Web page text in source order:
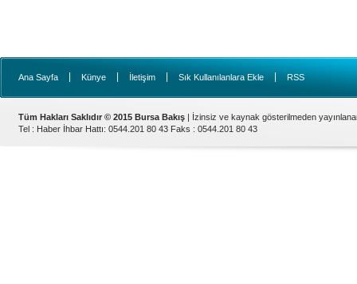
Ana Sayfa Künye İletişim Sık Kullanılanlara Ekle RSS
Tüm Hakları Saklıdır © 2015 Bursa Bakış | İzinsiz ve kaynak gösterilmeden
Tel : Haber İhbar Hattı: 0544.201 80 43 Faks : 0544.201 80 43